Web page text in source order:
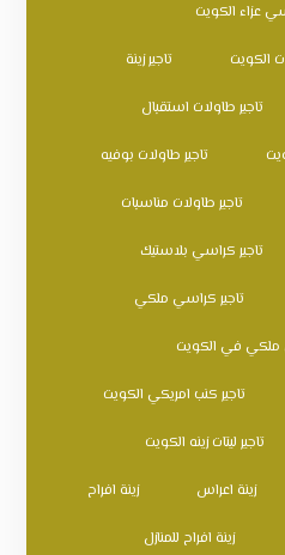
عزاء الكويت
الكويت تاجير زينة
تاجير طاولات استقبال
تاجير طاولات بوفيه
تاجير طاولات مناسبات
تاجير كراسي بلاستيك
تاجير كراسي ملكي
ملكي في الكويت
تاجير كنب امريكي الكويت
تاجير ليتات زينه الكويت
زينة اعراس زينة افراح
زينة افراح للمنازل